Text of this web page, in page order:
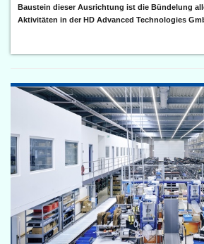
Baustein dieser Ausrichtung ist die Bündelung
Aktivitäten in der HD Advanced Technologies